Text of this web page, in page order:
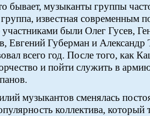
бывает, музыканты группы
известная современным
были Олег Гусев,
Евгений Губерман и Александр
всего год. После того, как
и пойти служить в
музыкантов сменялась
коллектива, который